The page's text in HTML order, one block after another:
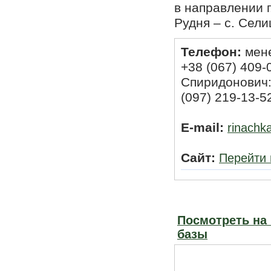
в направлении
Рудня – с.
Телефон:
+38 (067) 409-
(097) 219-13-
E-mail:
Сайт: Перейти
Посмотреть
базы